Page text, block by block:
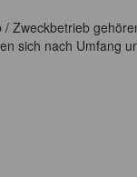
Zweckbetrieb
sich nach